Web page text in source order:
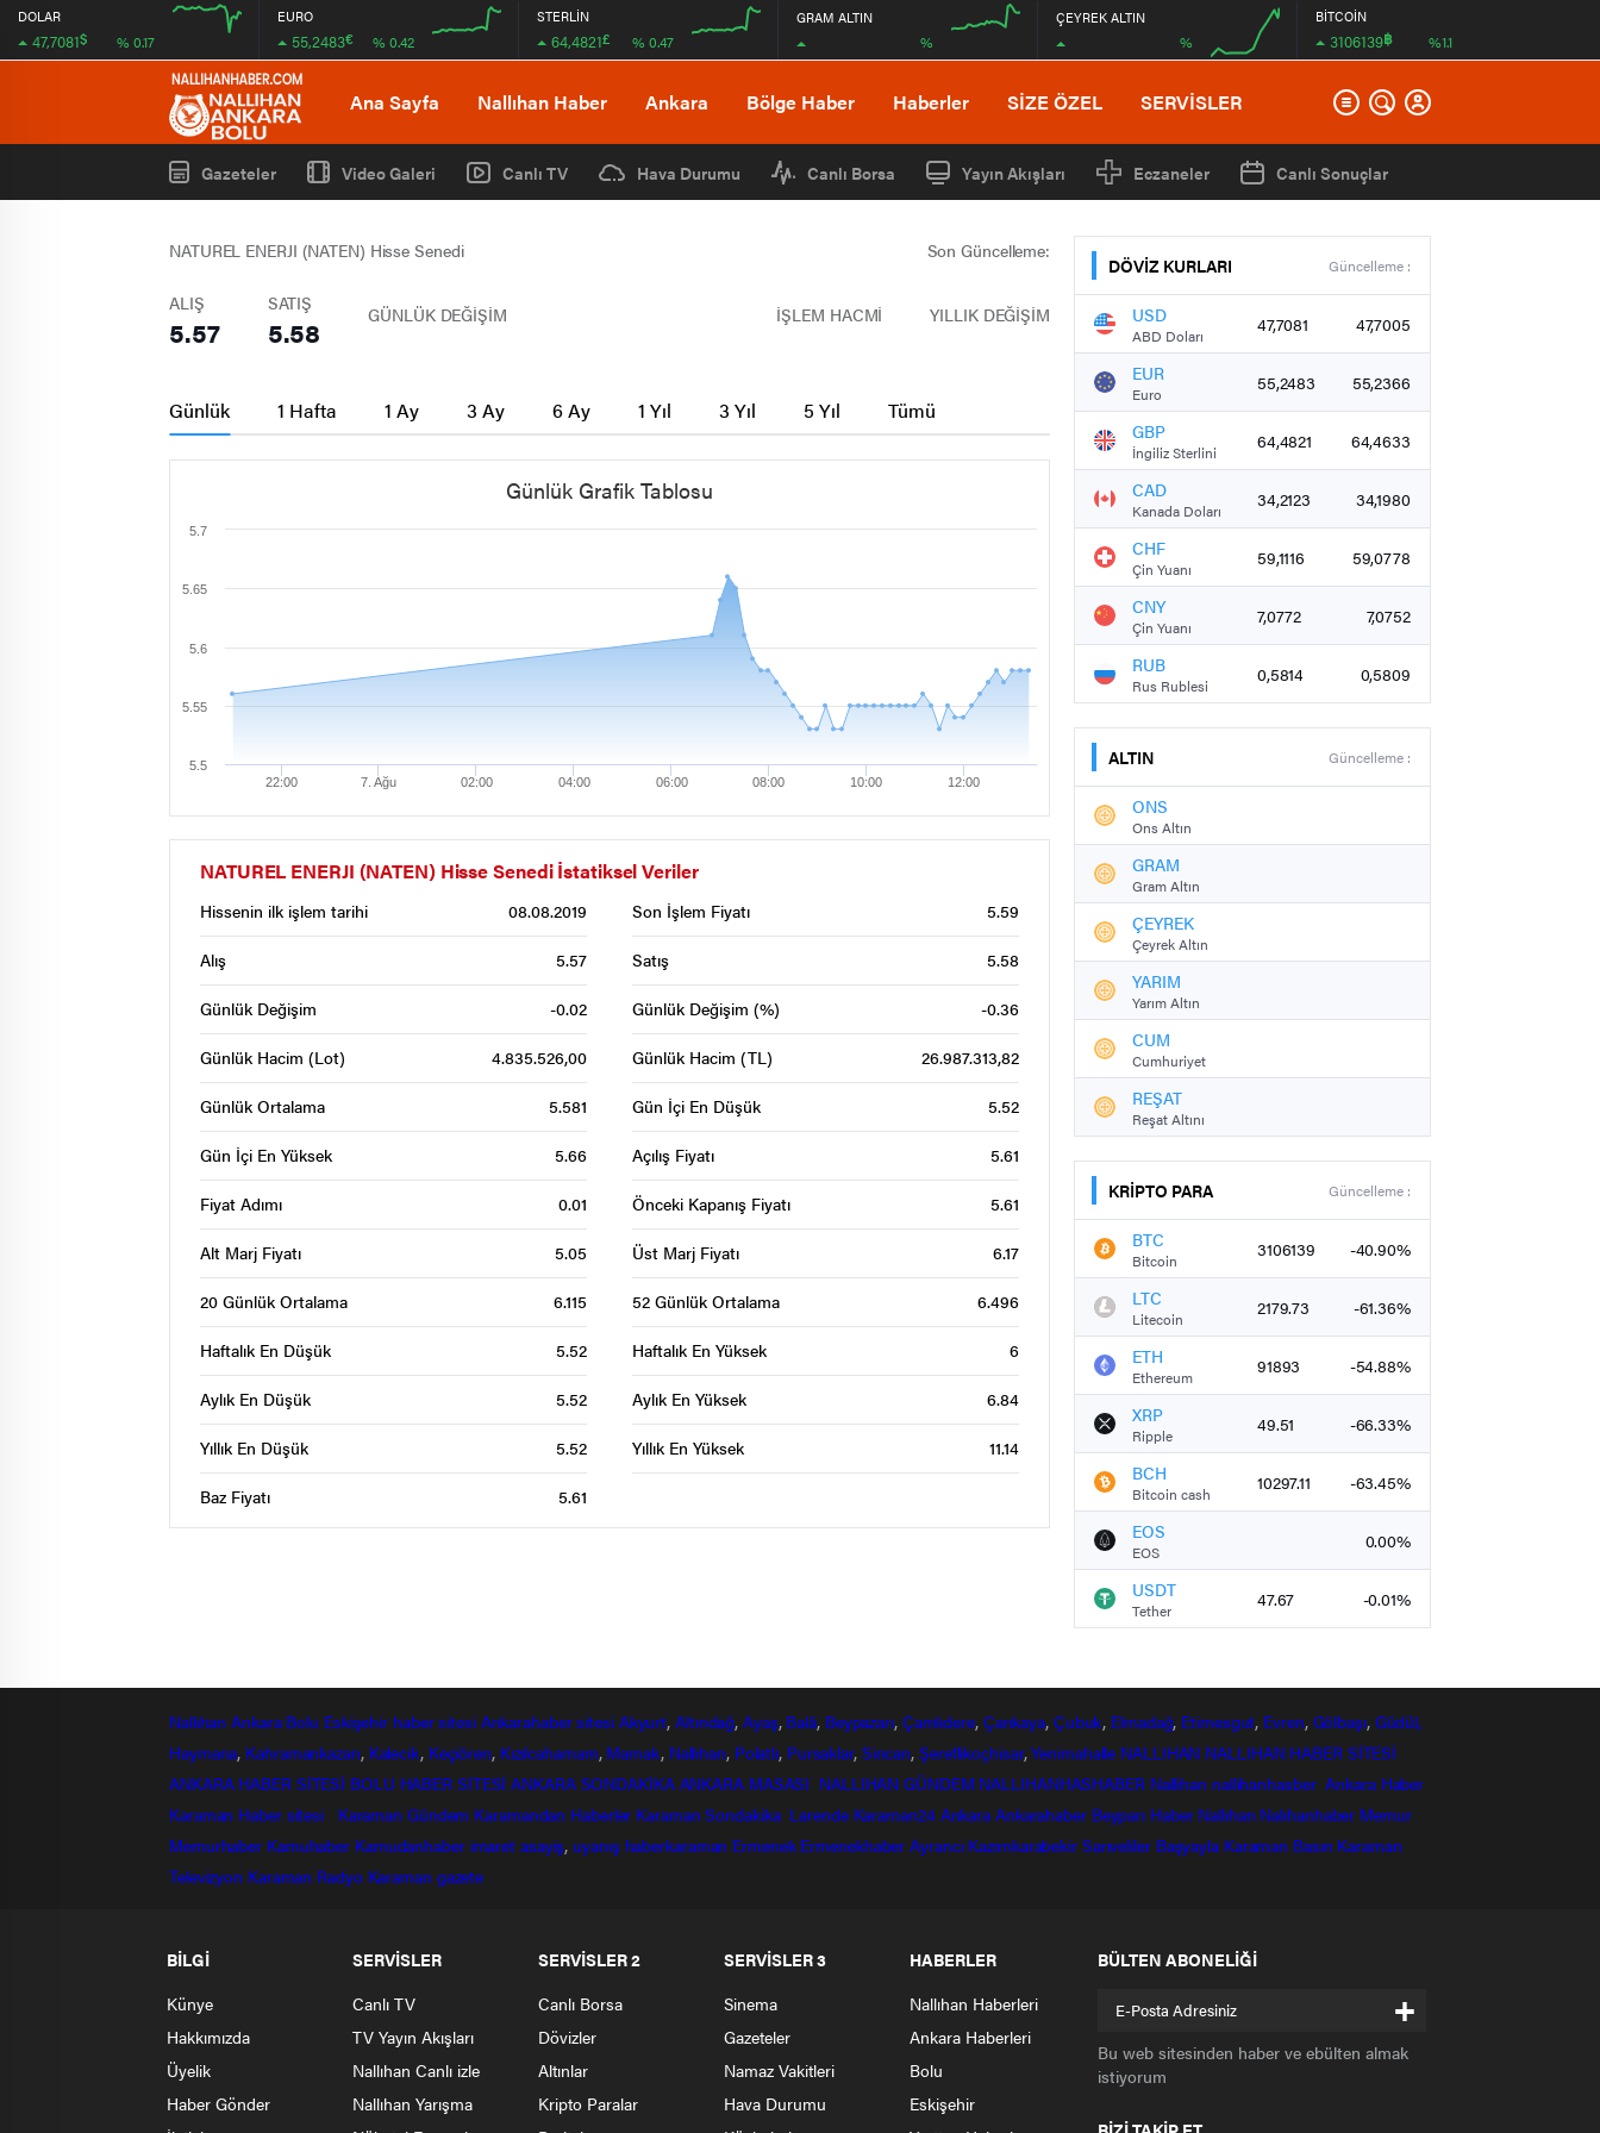
DOLAR
47,7081$ % 0.17
12:00
EURO
55,2483€ % 0.42
STERLİN
64,4821£ % 0.47
GRAM ALTIN
%
ÇEYREK ALTIN
%
BİTCOİN
3106139฿ %1.1
Ana Sayfa Nallıhan Haber Ankara Bölge Haber Haberler SİZE ÖZEL SERVİSLER
Gazeteler Video Galeri Canlı TV Hava Durumu Canlı Borsa Yayın Akışları Eczaneler Canlı Sonuçlar
NATUREL ENERJI (NATEN) Hisse Senedi Son Güncelleme:
ALIŞ
5.57
SATIŞ
5.58 GÜNLÜK DEĞİŞİM İŞLEM HACMİ YILLIK DEĞİŞİM
Günlük 1 Hafta 1 Ay 3 Ay 6 Ay 1 Yıl 3 Yıl 5 Yıl Tümü
Günlük Grafik Tablosu
22:00 7. Ağu 02:00 04:00 06:00 08:00 10:00 12:00
5.5
5.55
5.6
5.65
5.7
NATUREL ENERJI (NATEN) Hisse Senedi İstatiksel Veriler
Hissenin ilk işlem tarihi 08.08.2019 Son İşlem Fiyatı 5.59
Alış 5.57 Satış 5.58
Günlük Değişim -0.02 Günlük Değişim (%) -0.36
Günlük Hacim (Lot) 4.835.526,00 Günlük Hacim (TL) 26.987.313,82
Günlük Ortalama 5.581 Gün İçi En Düşük 5.52
Gün İçi En Yüksek 5.66 Açılış Fiyatı 5.61
Fiyat Adımı 0.01 Önceki Kapanış Fiyatı 5.61
Alt Marj Fiyatı 5.05 Üst Marj Fiyatı 6.17
20 Günlük Ortalama 6.115 52 Günlük Ortalama 6.496
Haftalık En Düşük 5.52 Haftalık En Yüksek 6
Aylık En Düşük 5.52 Aylık En Yüksek 6.84
Yıllık En Düşük 5.52 Yıllık En Yüksek 11.14
Baz Fiyatı 5.61
DÖVİZ KURLARI Güncelleme :
USD
ABD Doları 47,7081 47,7005
EUR
Euro 55,2483 55,2366
GBP
İngiliz Sterlini 64,4821 64,4633
CAD
Kanada Doları 34,2123 34,1980
CHF
Çin Yuanı 59,1116 59,0778
CNY
Çin Yuanı 7,0772 7,0752
RUB
Rus Rublesi 0,5814 0,5809
ALTIN Güncelleme :
ONS
Ons Altın
GRAM
Gram Altın
ÇEYREK
Çeyrek Altın
YARIM
Yarım Altın
CUM
Cumhuriyet
REŞAT
Reşat Altını
KRİPTO PARA Güncelleme :
BTC
Bitcoin 3106139 -40.90%
LTC
Litecoin 2179.73 -61.36%
ETH
Ethereum 91893 -54.88%
XRP
Ripple 49.51 -66.33%
BCH
Bitcoin cash 10297.11 -63.45%
EOS
EOS 0.00%
USDT
Tether 47.67 -0.01%
Nallıhan Ankara Bolu Eskişehir haber sitesi Ankarahabersitesi Akyurt,Altındağ,Ayaş, Balâ, Beypazarı, Çamlıdere, Çankaya, Çubuk, Elmadağ, Etimesgut, Evren, Gölbaşı, Güdül,
Haymana, Kahramankazan, Kalecik, Keçiören, Kızılcahamam, Mamak, Nallıhan, Polatlı, Pursaklar, Sincan, Şereflikoçhisar,Yenimahalle NALLIHAN NALLIHAN HABER SİTESİ
ANKARA HABER SİTESİ BOLU HABER SİTESİ ANKARA SONDAKİKA ANKARA MASASI NALLIHAN GÜNDEM NALLIHANHASHABER Nallihan nallihanhasber Ankara Haber
Karaman Haber sitesi
Karaman Gündem Karamandan Haberler Karaman Sondakika Larende Karaman24 Ankara Ankarahaber Beyparı Haber Nallıhan Nalıhanhaber Memur
Memurhaber Kamuhaber Kamudanhaber imaret asayiş, uyanış haberkaraman Ermenek Ermenekhaber Ayrancı Kazımkarabekir Sarıveliler Başyayla Karaman Basın Karaman
Televizyon Karaman Radyo Karaman gazete
BİLGİ
Künye
Hakkımızda
Üyelik
Haber Gönder
SERVİSLER
Canlı TV
TV Yayın Akışları
Nallıhan Canlı izle
Nallıhan Yarışma
SERVİSLER 2
Canlı Borsa
Dövizler
Altınlar
Kripto Paralar
SERVİSLER 3
Sinema
Gazeteler
Namaz Vakitleri
Hava Durumu
HABERLER
Nallıhan Haberleri
Ankara Haberleri
Bolu
Eskişehir
BÜLTEN ABONELİĞİ
+
Bu web sitesinden haber ve ebülten almak
istiyorum